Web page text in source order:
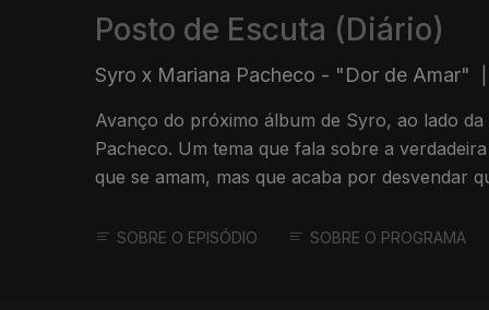
Posto de Escuta (Diário)
Syro x Mariana Pacheco - "Dor de Amar"
Avanço do próximo álbum de Syro, ao lado
Pacheco. Um tema que fala sobre a
que se amam, mas que acaba por desvendar
SOBRE O EPISÓDIO SOBRE O PROGRAMA